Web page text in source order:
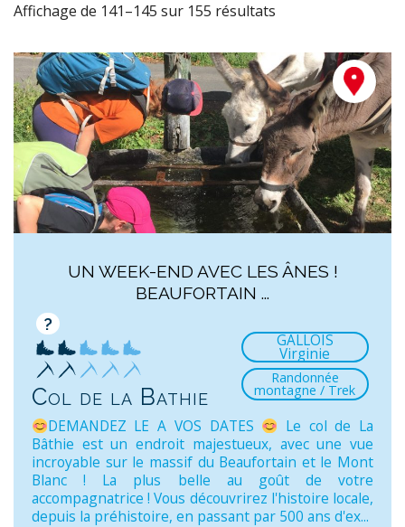
Affichage de 141–145 sur 155 résultats
UN WEEK-END AVEC LES ÂNES !
BEAUFORTAIN ...
?
Col de la Bathie
GALLOIS
Virginie
Randonnée
montagne / Trek
DEMANDEZ LE A VOS DATES
Le col de La
Bâthie est un endroit majestueux, avec une vue
incroyable sur le massif du Beaufortain et le Mont
Blanc ! La plus belle au goût de votre
accompagnatrice ! Vous découvrirez l'histoire locale,
depuis la préhistoire, en passant par 500 ans d'ex...